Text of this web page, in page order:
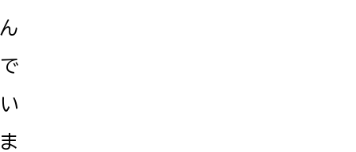
ん
で
い
ま